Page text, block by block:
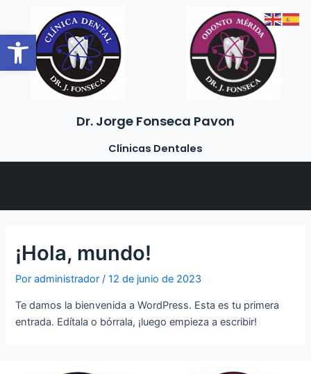
Abrir barra de herramientas
contenido
Dr. Jorge Fonseca Pavon
Clínicas Dentales
¡Hola, mundo!
Poradministrador/12 de junio de 2023
Te damos la bienvenida a WordPress. Esta es tu primera
entrada. Edítala o bórrala, ¡luego empieza a escribir!